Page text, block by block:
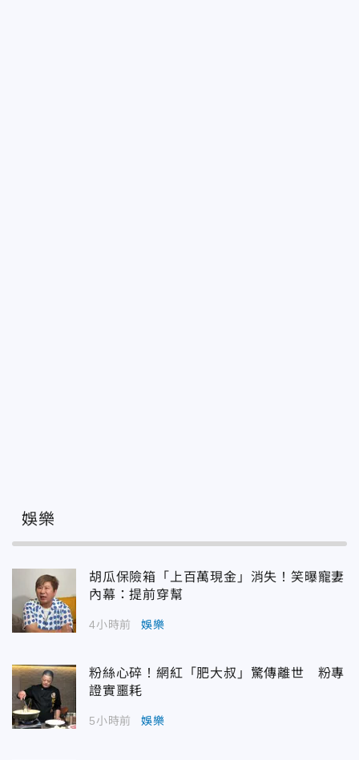
娛樂
胡瓜保險箱「上百萬現金」消失！笑曝寵妻
內幕：提前穿幫
4小時前 娛樂
粉絲心碎！網紅「肥大叔」驚傳離世 粉專
證實噩耗
5小時前 娛樂